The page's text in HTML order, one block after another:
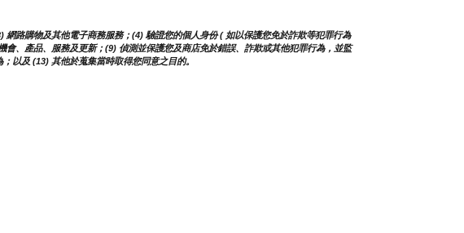
路購物及其他電子商務服務；(4) 驗證您的個人身份 ( 如以保護您免於詐欺等犯罪行為
、產品、服務及更新；(9) 偵測並保護您及商店免於錯誤、詐欺或其他犯罪行為，並監
以及 (13) 其他於蒐集當時取得您同意之目的。